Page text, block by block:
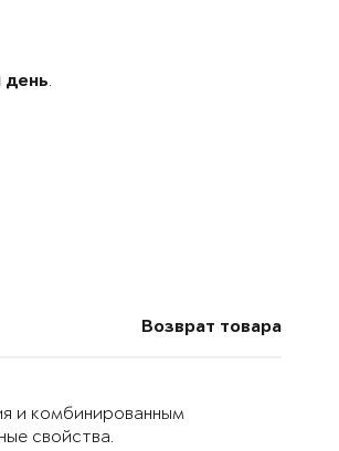
день.
Возврат товара
и комбинированным
свойства.